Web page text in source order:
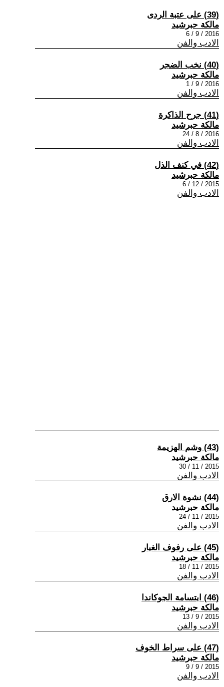
(39) على عتبة الردى
مالكة حبرشيد
2016 / 9 / 6
الادب والفن
(40) نخب الضجر
مالكة حبرشيد
2016 / 9 / 1
الادب والفن
(41) جرح الذاكرة
مالكة حبرشيد
2016 / 8 / 24
الادب والفن
(42) في كنف الذل
مالكة حبرشيد
2015 / 12 / 6
الادب والفن
(43) وشم الهزيمة
مالكة حبرشيد
2015 / 11 / 30
الادب والفن
(44) نشوة الارق
مالكة حبرشيد
2015 / 11 / 24
الادب والفن
(45) على رفوف الغبار
مالكة حبرشيد
2015 / 11 / 18
الادب والفن
(46) ابتسامة الجوكاندا
مالكة حبرشيد
2015 / 9 / 13
الادب والفن
(47) على سراط الخوف
مالكة حبرشيد
2015 / 9 / 9
الادب والفن